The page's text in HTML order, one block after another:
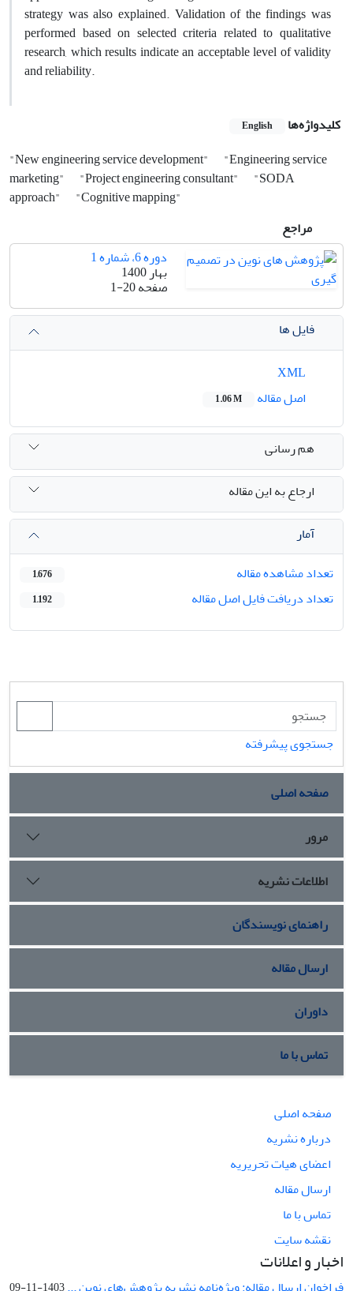
strategy was also explained. Validation of the findings was
performed based on selected criteria related to qualitative
research, which results indicate an acceptable level of validity
and reliability.
کلیدواژه‌ها English
"New engineering service development"
"Engineering service
marketing"
"Project engineering consultant"
"SODA
approach"
"Cognitive mapping"
مراجع
دوره 6، شماره 1
بهار 1400
صفحه1-20
فایل ها
اصل مقاله
1.06 M
هم رسانی
ارجاع به این مقاله
آمار
تعداد مشاهده مقاله
1,676
تعداد دریافت فایل اصل مقاله 1,192
جستجوی پیشرفته
صفحه اصلی
مرور
اطلاعات نشریه
راهنمای نویسندگان
ارسال مقاله
داوران
تماس با ما
صفحه اصلی
درباره نشریه
اعضای هیات تحریریه
ارسال مقاله
تماس با ما
نقشه سایت
اخبار و اعلانات